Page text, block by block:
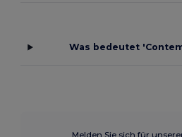
Was bedeutet